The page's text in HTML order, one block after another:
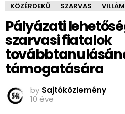
KÖZÉRDEKŰ SZARVAS
Pályázati
szarvasi fiatalok
támogatására
by Sajtóközlemény
10 éve